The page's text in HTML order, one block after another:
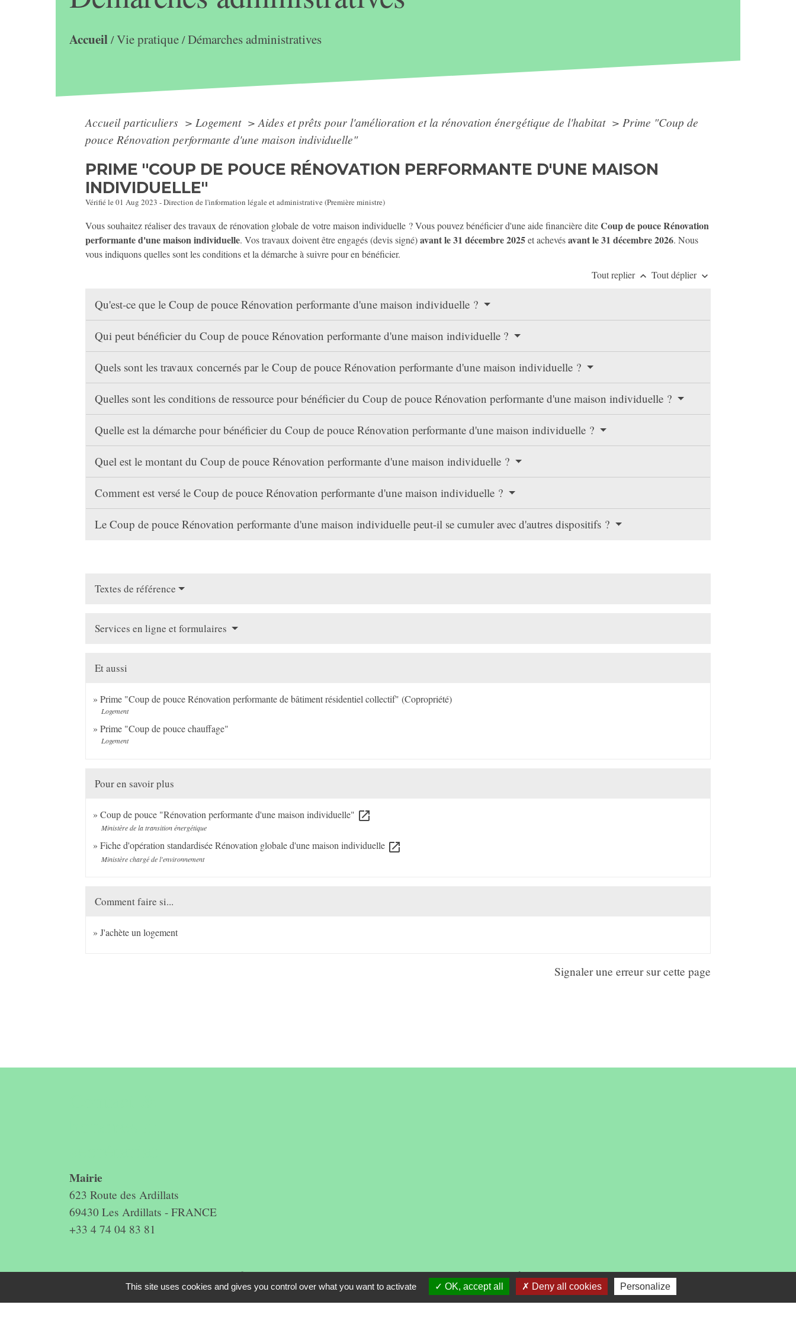
Accueil/Vie pratique/Démarches administratives
Accueil particuliers > Logement > Aides et prêts pour l'amélioration et la rénovation énergétique de l'habitat > Prime "Coup de
pouce Rénovation performante d'une maison individuelle"
PRIME "COUP DE POUCE RÉNOVATION PERFORMANTE D'UNE MAISON
INDIVIDUELLE"
Vérifié le 01 Aug 2023 - Direction de l'information légale et administrative (Première ministre)
Vous souhaitez réaliser des travaux de rénovation globale de votre maison individuelle ? Vous pouvez bénéficier d'une aide financière diteCoup de pouce Rénovation
performante d'une maison individuelle. Vos travaux doivent être engagés (devis signé)avant le 31 décembre 2025et achevésavant le 31 décembre 2026. Nous
vous indiquons quelles sont les conditions et la démarche à suivre pour en bénéficier.
Tout replier keyboard_arrow_up Tout déplier keyboard_arrow_down
Qu'est-ce que le Coup de pouce Rénovation performante d'une maison individuelle ?
Qui peut bénéficier du Coup de pouce Rénovation performante d'une maison individuelle ?
Quels sont les travaux concernés par le Coup de pouce Rénovation performante d'une maison individuelle ?
Quelles sont les conditions de ressource pour bénéficier du Coup de pouce Rénovation performante d'une maison individuelle ?
Quelle est la démarche pour bénéficier du Coup de pouce Rénovation performante d'une maison individuelle ?
Quel est le montant du Coup de pouce Rénovation performante d'une maison individuelle ?
Comment est versé le Coup de pouce Rénovation performante d'une maison individuelle ?
Le Coup de pouce Rénovation performante d'une maison individuelle peut-il se cumuler avec d'autres dispositifs ?
Textes de référence
Services en ligne et formulaires
Et aussi
Prime "Coup de pouce Rénovation performante de bâtiment résidentiel collectif" (Copropriété)
Logement
Prime "Coup de pouce chauffage"
Logement
Pour en savoir plus
Coup de pouce "Rénovation performante d'une maison individuelle" open_in_new
Ministère de la transition énergétique
Fiche d'opération standardisée Rénovation globale d'une maison individuelle open_in_new
Ministère chargé de l'environnement
Comment faire si...
J'achète un logement
Signaler une erreur sur cette page
Mairie
623 Route des Ardillats
69430 Les Ardillats - FRANCE
+33 4 74 04 83 81
Mentions légales - Politique de confidentialité - Accessibilité - Plan du site - Gestion des cookies
This site uses cookies and gives you control over what you want to activate OK, accept all Deny all cookies Personalize